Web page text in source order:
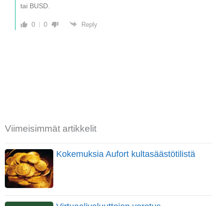
tai BUSD.
0 0 Reply
Viimeisimmät artikkelit
Kokemuksia Aufort kultasäästötilistä